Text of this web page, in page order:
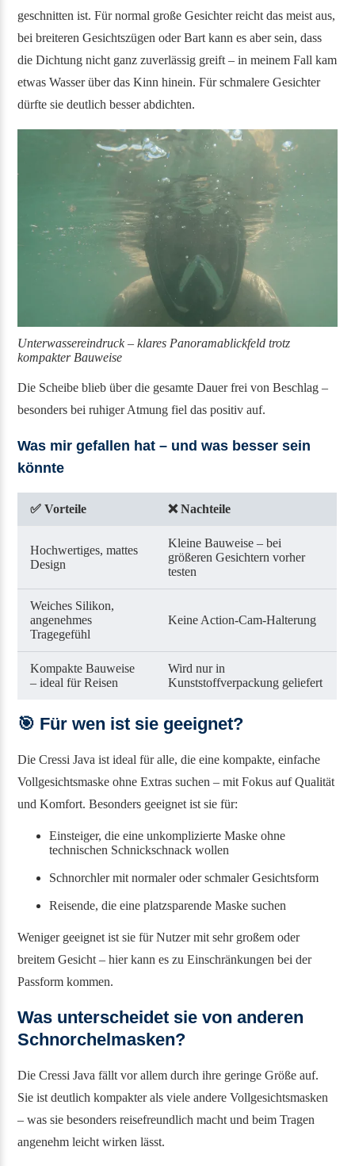
geschnitten ist. Für normal große Gesichter reicht das meist aus,
bei breiteren Gesichtszügen oder Bart kann es aber sein, dass
die Dichtung nicht ganz zuverlässig greift – in meinem Fall kam
etwas Wasser über das Kinn hinein. Für schmalere Gesichter
dürfte sie deutlich besser abdichten.
Unterwassereindruck – klares Panoramablickfeld trotz
kompakter Bauweise
Die Scheibe blieb über die gesamte Dauer frei von Beschlag –
besonders bei ruhiger Atmung fiel das positiv auf.
Was mir gefallen hat – und was besser sein
könnte
✅Vorteile ❌Nachteile
Hochwertiges, mattes
Design
Kleine Bauweise – bei
größeren Gesichtern vorher
testen
Weiches Silikon,
angenehmes
Tragegefühl
Keine Action-Cam-Halterung
Kompakte Bauweise
– ideal für Reisen
Wird nur in
Kunststoffverpackung geliefert
🎯 Für wen ist sie geeignet?
Die Cressi Java ist ideal für alle, die eine kompakte, einfache
Vollgesichtsmaske ohne Extras suchen – mit Fokus auf Qualität
und Komfort. Besonders geeignet ist sie für:
Einsteiger, die eine unkomplizierte Maske ohne
technischen Schnickschnack wollen
Schnorchler mit normaler oder schmaler Gesichtsform
Reisende, die eine platzsparende Maske suchen
Weniger geeignet ist sie für Nutzer mit sehr großem oder
breitem Gesicht – hier kann es zu Einschränkungen bei der
Passform kommen.
Was unterscheidet sie von anderen
Schnorchelmasken?
Die Cressi Java fällt vor allem durch ihre geringe Größe auf.
Sie ist deutlich kompakter als viele andere Vollgesichtsmasken
– was sie besonders reisefreundlich macht und beim Tragen
angenehm leicht wirken lässt.